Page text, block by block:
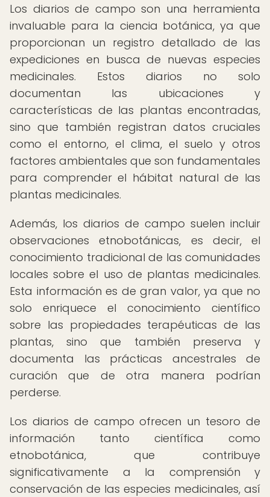
Los diarios de campo son una herramienta
invaluable para la ciencia botánica, ya que
proporcionan un registro detallado de las
expediciones en busca de nuevas especies
medicinales. Estos diarios no solo
documentan las ubicaciones y
características de las plantas encontradas,
sino que también registran datos cruciales
como el entorno, el clima, el suelo y otros
factores ambientales que son fundamentales
para comprender el hábitat natural de las
plantas medicinales.
Además, los diarios de campo suelen incluir
observaciones etnobotánicas, es decir, el
conocimiento tradicional de las comunidades
locales sobre el uso de plantas medicinales.
Esta información es de gran valor, ya que no
solo enriquece el conocimiento científico
sobre las propiedades terapéuticas de las
plantas, sino que también preserva y
documenta las prácticas ancestrales de
curación que de otra manera podrían
perderse.
Los diarios de campo ofrecen un tesoro de
información tanto científica como
etnobotánica, que contribuye
significativamente a la comprensión y
conservación de las especies medicinales, así